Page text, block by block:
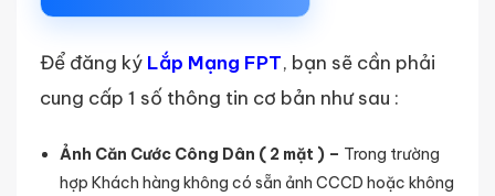
Để đăng ký Lắp Mạng FPT, bạn sẽ cần phải
cung cấp 1 số thông tin cơ bản như sau :
Ảnh Căn Cước Công Dân ( 2 mặt ) – Trong trường
hợp Khách hàng không có sẵn ảnh CCCD hoặc không